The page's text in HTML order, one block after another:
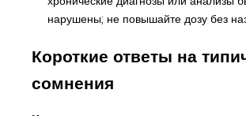
нарушены; не повышайте дозу без
Короткие ответы на
сомнения